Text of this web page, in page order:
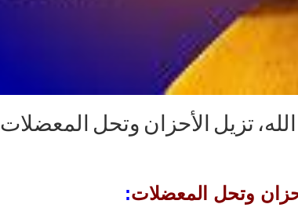
تزيل الأحزان وتحل المعضلات
وتحل المعضلات: